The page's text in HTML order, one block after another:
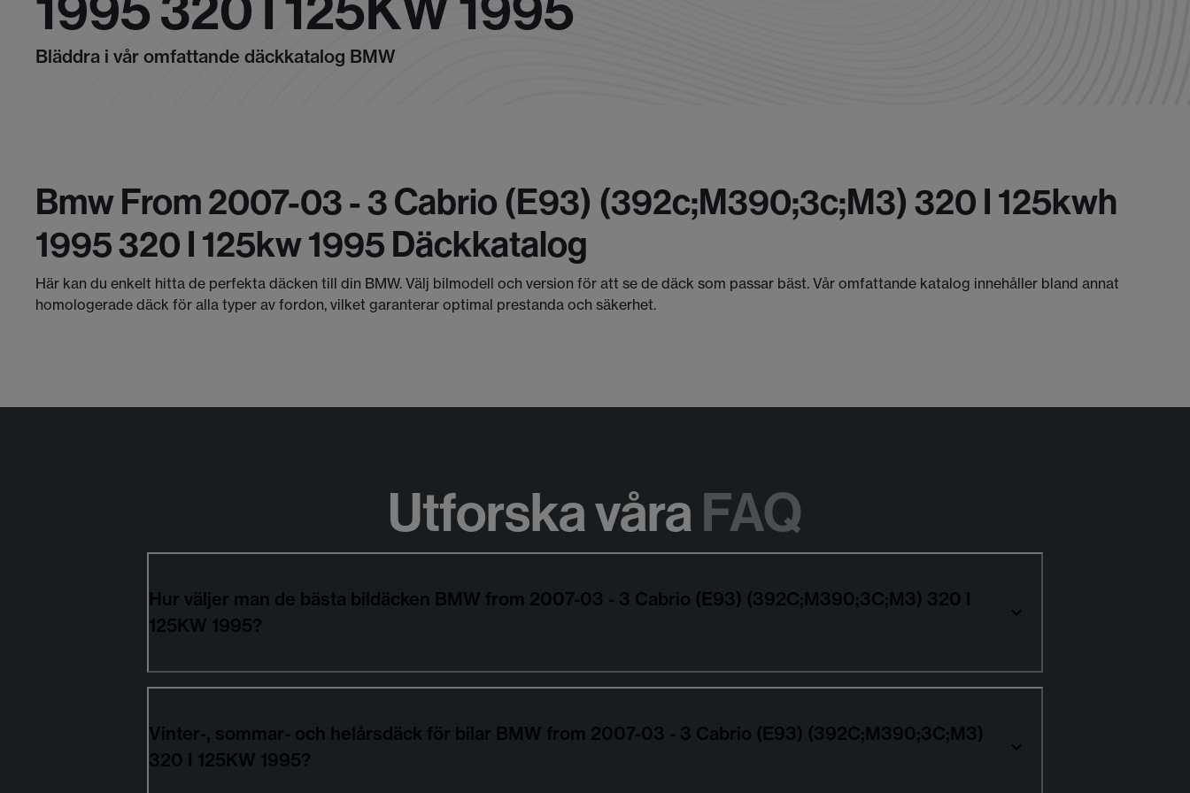
Bläddra i vår omfattande däckkatalog BMW
Bmw From 2007-03 - 3 Cabrio (e93) (392c;m390;3c;m3) 320 I 125kwh
1995 320 I 125kw 1995 Däckkatalog
Här kan du enkelt hitta de perfekta däcken till din BMW. Välj bilmodell och version för att se de däck som passar bäst. Vår omfattande katalog innehåller bland annat
homologerade däck för alla typer av fordon, vilket garanterar optimal prestanda och säkerhet.
Utforska våraFAQ
Hur väljer man de bästa bildäcken BMW from 2007-03 - 3 Cabrio (E93) (392C;M390;3C;M3) 320 I
125KW 1995?
Vinter-, sommar- och helårsdäck för bilar BMW from 2007-03 - 3 Cabrio (E93) (392C;M390;3C;M3)
320 I 125KW 1995?